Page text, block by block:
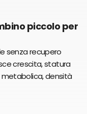
piccolo per
senza recupero
crescita, statura
densità